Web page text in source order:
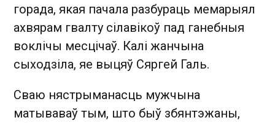
горада, якая пачала разбураць мемарыял
ахвярам гвалту сілавікоў пад ганебныя
воклічы месцічаў. Калі жанчына
сыходзіла, яе выцяў Сяргей Галь.
Сваю нястрыманасць мужчына
матываваў тым, што быў збянтэжаны,